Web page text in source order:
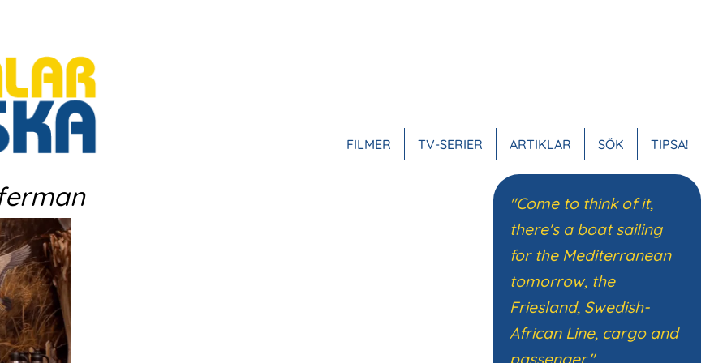
HUVUDMENY
FILMER TV-SERIER ARTIKLAR SÖK TIPSA!
"Come to think of it,
there's a boat sailing
for the Mediterranean
tomorrow, the
Friesland, Swedish-
African Line, cargo and